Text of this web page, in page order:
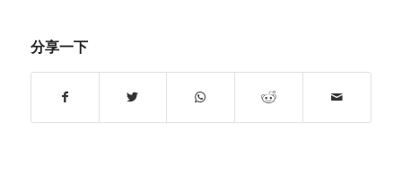
分享一下